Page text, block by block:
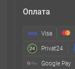
Оплата
Visa
Privat24
Google Pay